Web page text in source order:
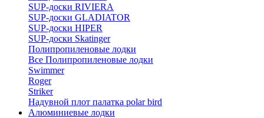
SUP-доски RIVIERA
SUP-доски GLADIATOR
SUP-доски HIPER
SUP-доски Skatinger
Полипропиленовые лодки
Все Полипропиленовые лодки
Swimmer
Roger
Striker
Надувной плот палатка polar bird
Алюминиевые лодки